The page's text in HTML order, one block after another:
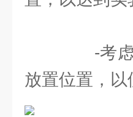
-考虑
放置位置，以